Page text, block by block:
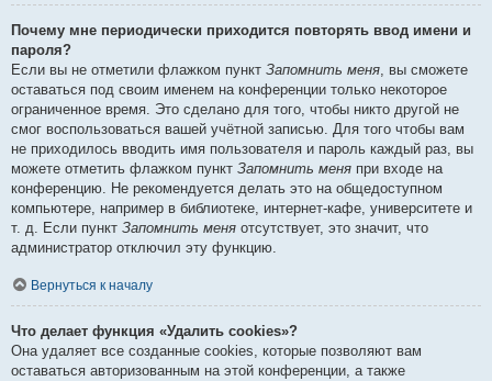
Почему мне периодически приходится повторять ввод имени и
пароля?
Если вы не отметили флажком пункт Запомнить меня, вы сможете
оставаться под своим именем на конференции только некоторое
ограниченное время. Это сделано для того, чтобы никто другой не
смог воспользоваться вашей учётной записью. Для того чтобы вам
не приходилось вводить имя пользователя и пароль каждый раз, вы
можете отметить флажком пункт Запомнить меня при входе на
конференцию. Не рекомендуется делать это на общедоступном
компьютере, например в библиотеке, интернет-кафе, университете и
т. д. Если пункт Запомнить меня отсутствует, это значит, что
администратор отключил эту функцию.
Вернуться к началу
Что делает функция «Удалить cookies»?
Она удаляет все созданные cookies, которые позволяют вам
оставаться авторизованным на этой конференции, а также